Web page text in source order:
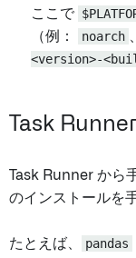
ここで
（例：
noarch
<version>-
Task
Task Runner から
のインストールを
たとえば、 pandas